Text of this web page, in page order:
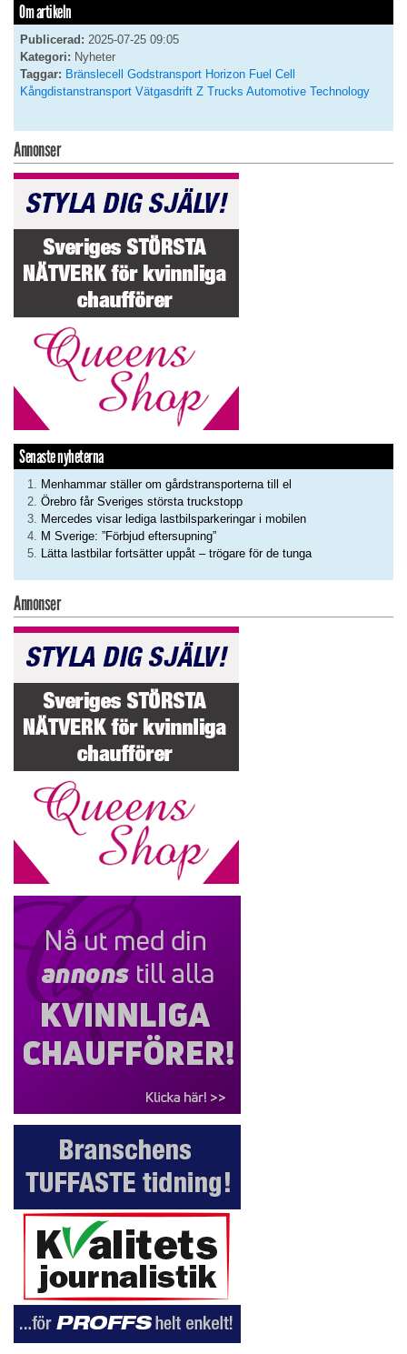
Om artikeln
Publicerad: 2025-07-25 09:05
Kategori: Nyheter
Taggar: Bränslecell Godstransport Horizon Fuel Cell
Kångdistanstransport Vätgasdrift Z Trucks Automotive Technology
Annonser
Senaste nyheterna
Menhammar ställer om gårdstransporterna till el
Örebro får Sveriges största truckstopp
Mercedes visar lediga lastbilsparkeringar i mobilen
M Sverige: ”Förbjud eftersupning”
Lätta lastbilar fortsätter uppåt – trögare för de tunga
Annonser